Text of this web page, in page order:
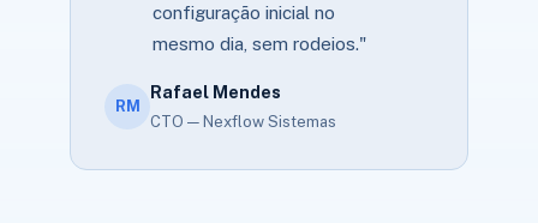
configuração inicial no
mesmo dia, sem rodeios."
RM
Rafael Mendes
CTO — Nexflow Sistemas